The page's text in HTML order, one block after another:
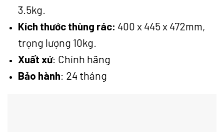
3.5kg.
Kích thước thùng rác: 400 x 445 x 472mm,
trọng lượng 10kg.
Xuất xứ: Chính hãng
Bảo hành: 24 tháng